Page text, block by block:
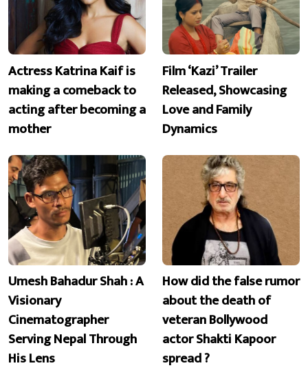
Actress Katrina Kaif is
making a comeback to
acting after becoming a
mother
Film ‘Kazi’ Trailer
Released, Showcasing
Love and Family
Dynamics
Umesh Bahadur Shah : A
Visionary
Cinematographer
Serving Nepal Through
His Lens
How did the false rumor
about the death of
veteran Bollywood
actor Shakti Kapoor
spread ?